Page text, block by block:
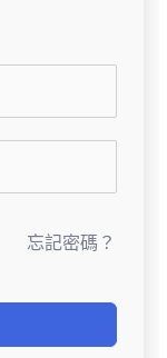
忘記密碼？